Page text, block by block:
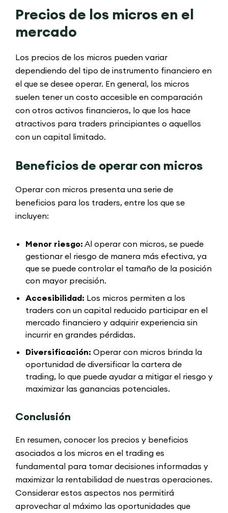
Precios de los micros en el
mercado
Los precios de los micros pueden variar
dependiendo del tipo de instrumento financiero en
el que se desee operar. En general, los micros
suelen tener un costo accesible en comparación
con otros activos financieros, lo que los hace
atractivos para traders principiantes o aquellos
con un capital limitado.
Beneficios de operar con micros
Operar con micros presenta una serie de
beneficios para los traders, entre los que se
incluyen:
Menor riesgo: Al operar con micros, se puede
gestionar el riesgo de manera más efectiva, ya
que se puede controlar el tamaño de la posición
con mayor precisión.
Accesibilidad: Los micros permiten a los
traders con un capital reducido participar en el
mercado financiero y adquirir experiencia sin
incurrir en grandes pérdidas.
Diversificación: Operar con micros brinda la
oportunidad de diversificar la cartera de
trading, lo que puede ayudar a mitigar el riesgo y
maximizar las ganancias potenciales.
Conclusión
En resumen, conocer los precios y beneficios
asociados a los micros en el trading es
fundamental para tomar decisiones informadas y
maximizar la rentabilidad de nuestras operaciones.
Considerar estos aspectos nos permitirá
aprovechar al máximo las oportunidades que